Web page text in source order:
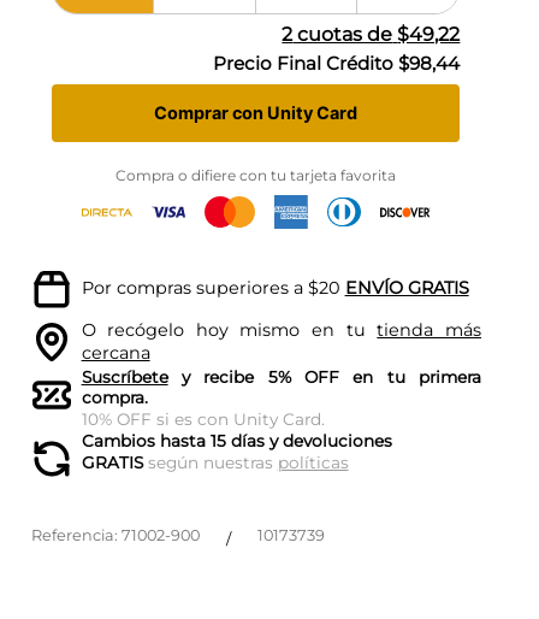
2cuotas de $49,22
Precio Final Crédito $98,44
Comprar con Unity Card
Compra o difiere con tu tarjeta favorita
Por compras superiores a $20 ENVÍO GRATIS
O recógelo hoy mismo en tutienda más
cercana
Suscríbetey recibe 5% OFF en tu primera
compra.
10% OFF si es con Unity Card.
Cambios hasta 15 días y devoluciones
GRATISsegún nuestras políticas
Referencia: 71002-900 / 10173739